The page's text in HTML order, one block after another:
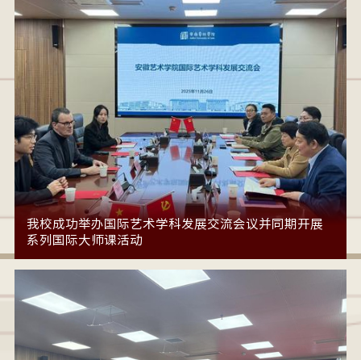
我校成功举办国际艺术学科发展交流会议并同期开展
系列国际大师课活动